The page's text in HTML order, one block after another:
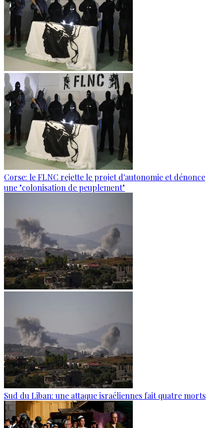
Corse: le FLNC rejette le projet d'autonomie et dénonce
une "colonisation de peuplement"
Sud du Liban: une attaque israéliennes fait quatre morts